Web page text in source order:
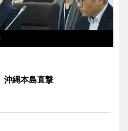
沖縄本島直撃